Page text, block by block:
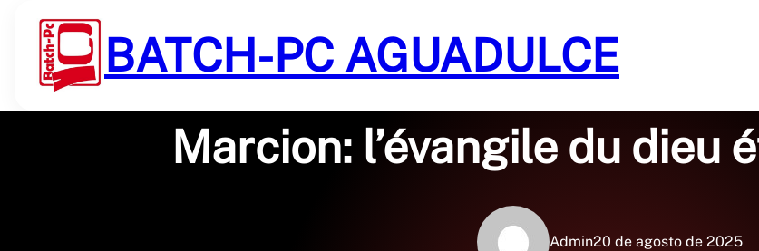
contenido
BATCH-PC AGUADULCE
Marcion: l’évangile du dieu
Admin20 de agosto de 2025